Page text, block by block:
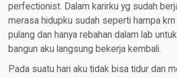
perfectionist. Dalam karirku yg sudah
merasa hidupku sudah seperti hampa
pulang dan hanya rebahan dalam lab
bangun aku langsung bekerja kembali.
Pada suatu hari aku tidak bisa tidur dan